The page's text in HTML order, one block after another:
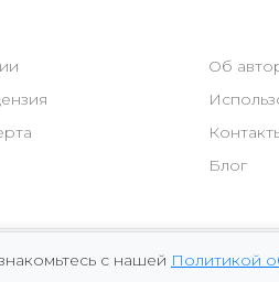
Об
Блог
с нашей Политикой